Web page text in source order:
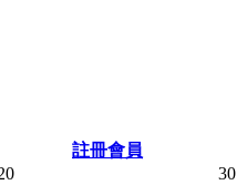
註冊會員
30